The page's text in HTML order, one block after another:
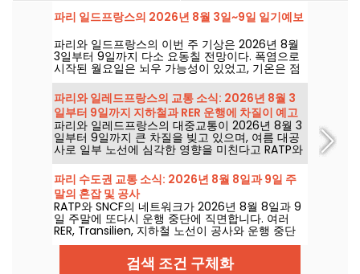
파리 일드프랑스의 2026년 8월 3일~9일 일기예보
파리와 일드프랑스의 이번 주 기상은 2026년 8월
3일부터 9일까지 다소 요동칠 전망이다. 폭염으로
시작된 월요일은 뇌우 가능성이 있었고, 기온은 점
차 내려간 뒤 주말에는 더 덥고 맑은 날씨가 돌아올
전망이다.
파리와 일레드프랑스의 교통 소식: 2026년 8월 3
일부터 9일까지 지하철과 RER 운행에 차질이 예고
됩니다
파리와 일레드프랑스의 대중교통이 2026년 8월 3
일부터 9일까지 큰 차질을 빚고 있으며, 여름 대공
사로 일부 노선에 심각한 영향을 미친다고 RATP와
SNCF가 밝혔습니다.
파리 수도권 교통 소식: 2026년 8월 8일과 9일 주
말의 혼잡 및 공사
RATP와 SNCF의 네트워크가 2026년 8월 8일과 9
일 주말에 또다시 운행 중단에 직면합니다. 여러
RER, Transilien, 지하철 노선이 공사와 운행 중단
의 대상으로 포함되며, 이동 계획을 미리 세울 수
있도록 모든 정보를 제공합니다.
검색 조건 구체화